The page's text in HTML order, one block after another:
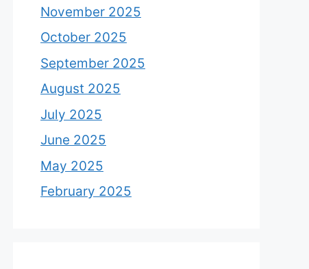
November 2025
October 2025
September 2025
August 2025
July 2025
June 2025
May 2025
February 2025